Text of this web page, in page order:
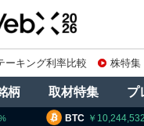
ーキング利率比較 株特集
柄 取材特集 プ
ETH